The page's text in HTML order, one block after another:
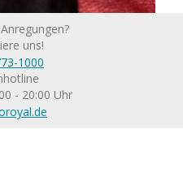
uns!
1000
- 20:00 Uhr